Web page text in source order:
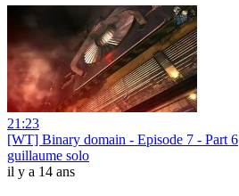
21:23
[WT] Binary domain - Episode 7 - Part 6
guillaume solo
il y a 14 ans